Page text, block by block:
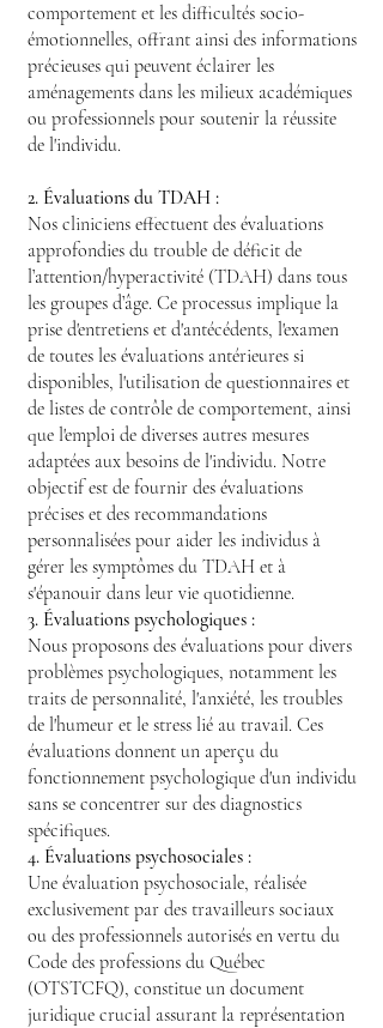
comportement et les difficultés socio-
émotionnelles, offrant ainsi des informations
précieuses qui peuvent éclairer les
aménagements dans les milieux académiques
ou professionnels pour soutenir la réussite
de l'individu.
2. Évaluations du TDAH :
Nos cliniciens effectuent des évaluations
approfondies du trouble de déficit de
l’attention/hyperactivité (TDAH) dans tous
les groupes d’âge. Ce processus implique la
prise d'entretiens et d'antécédents, l'examen
de toutes les évaluations antérieures si
disponibles, l'utilisation de questionnaires et
de listes de contrôle de comportement, ainsi
que l'emploi de diverses autres mesures
adaptées aux besoins de l'individu. Notre
objectif est de fournir des évaluations
précises et des recommandations
personnalisées pour aider les individus à
gérer les symptômes du TDAH et à
s'épanouir dans leur vie quotidienne.
3. Évaluations psychologiques :
Nous proposons des évaluations pour divers
problèmes psychologiques, notamment les
traits de personnalité, l'anxiété, les troubles
de l'humeur et le stress lié au travail. Ces
évaluations donnent un aperçu du
fonctionnement psychologique d'un individu
sans se concentrer sur des diagnostics
spécifiques.
4. Évaluations psychosociales :
Une évaluation psychosociale, réalisée
exclusivement par des travailleurs sociaux
ou des professionnels autorisés en vertu du
Code des professions du Québec
(OTSTCFQ), constitue un document
juridique crucial assurant la représentation